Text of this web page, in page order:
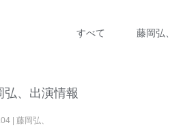
すべて 藤岡弘、
弘、出演情報
04 藤岡弘、